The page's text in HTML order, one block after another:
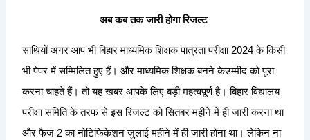
अब कब तक जारी होगा रिजल्ट
साथियों अगर आप भी बिहार माध्यमिक शिक्षक पात्रता परीक्षा 2024 के किसी
भी पेपर में सम्मिलित हुए हैं। और माध्यमिक शिक्षक बनने केउम्मीद को पूरा
करना चाहते हैं। तो यह खबर आपके लिए बड़ी महत्वपूर्ण है। बिहार विद्यालय
परीक्षा समिति के तरफ से इस रिजल्ट को सितंबर महीने में ही जारी करना था
और फैज 2 का नोटिफिकेशन जुलाई महीने में ही जारी होना था। लेकिन ना